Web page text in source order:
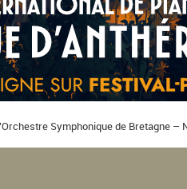
Symphonique de Bretagne